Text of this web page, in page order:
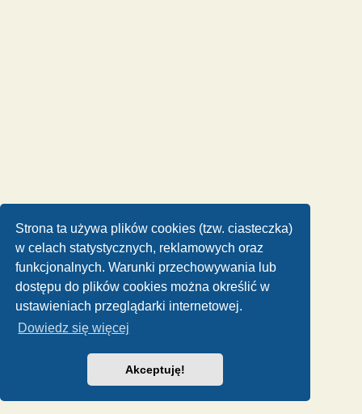
Strona ta używa plików cookies (tzw. ciasteczka)
w celach statystycznych, reklamowych oraz
funkcjonalnych. Warunki przechowywania lub
dostępu do plików cookies można określić w
ustawieniach przeglądarki internetowej.
Dowiedz się więcej
Akceptuję!